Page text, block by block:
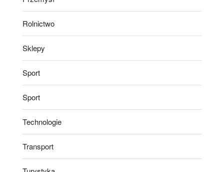
Rolnictwo
Sklepy
Sport
Sport
Technologie
Transport